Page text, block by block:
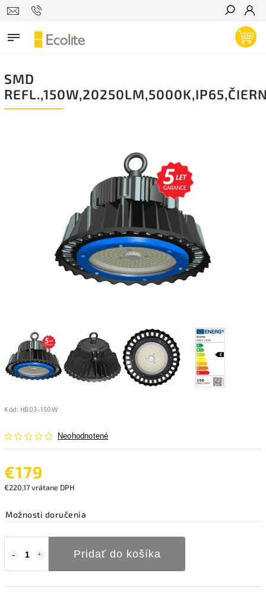
Hľadať
SMD
Kód: HB03-150W
Neohodnotené
€179
€220,17 vrátane DPH
Možnosti doručenia
Pridať do košíka